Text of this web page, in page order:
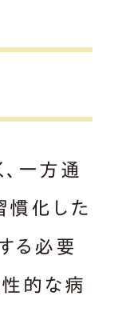
一方通
慣化した
る必要
的な病